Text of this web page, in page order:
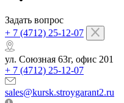
Задать вопрос
+ 7 (4712) 25-12-07
ул. Союзная 63г, офис 201
+ 7 (4712) 25-12-07
sales@kursk.stroygarant2.ru